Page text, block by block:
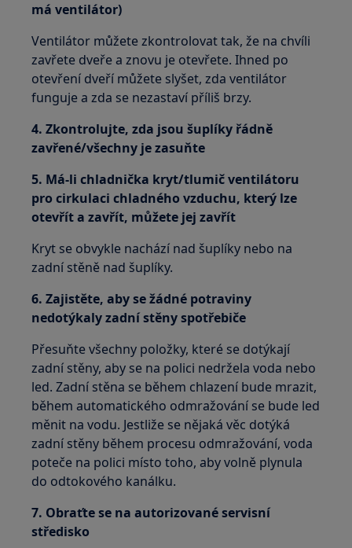
má ventilátor)
Ventilátor můžete zkontrolovat tak, že na chvíli
zavřete dveře a znovu je otevřete. Ihned po
otevření dveří můžete slyšet, zda ventilátor
funguje a zda se nezastaví příliš brzy.
4. Zkontrolujte, zda jsou šuplíky řádně
zavřené/všechny je zasuňte
5. Má-li chladnička kryt/tlumič ventilátoru
pro cirkulaci chladného vzduchu, který lze
otevřít a zavřít, můžete jej zavřít
Kryt se obvykle nachází nad šuplíky nebo na
zadní stěně nad šuplíky.
6. Zajistěte, aby se žádné potraviny
nedotýkaly zadní stěny spotřebiče
Přesuňte všechny položky, které se dotýkají
zadní stěny, aby se na polici nedržela voda nebo
led. Zadní stěna se během chlazení bude mrazit,
během automatického odmražování se bude led
měnit na vodu. Jestliže se nějaká věc dotýká
zadní stěny během procesu odmražování, voda
poteče na polici místo toho, aby volně plynula
do odtokového kanálku.
7. Obraťte se na autorizované servisní
středisko